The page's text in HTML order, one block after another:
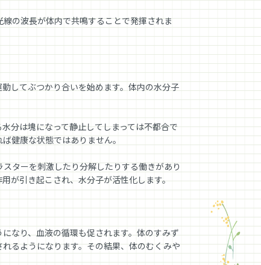
の波長が体内で共鳴することで発揮されま
してぶつかり合いを始めます。体内の水分子
分は塊になって静止してしまっては不都合で
健康な状態ではありません。
ターを刺激したり分解したりする働きがあり
が引き起こされ、水分子が活性化します。
なり、血液の循環も促されます。体のすみず
るようになります。その結果、体のむくみや